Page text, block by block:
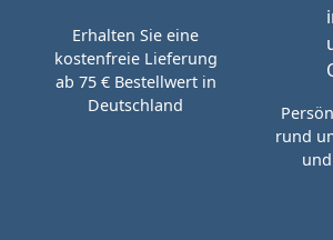
Erhalten Sie eine
kostenfreie Lieferung
ab 75 € Bestellwert in
Deutschland
rund